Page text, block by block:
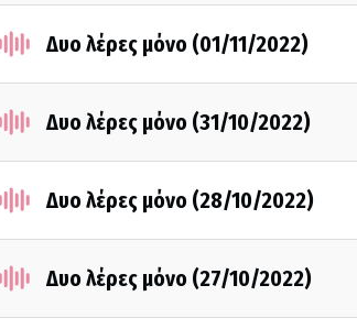
Δυο λέρες μόνο (01/11/2022)
Δυο λέρες μόνο (31/10/2022)
Δυο λέρες μόνο (28/10/2022)
Δυο λέρες μόνο (27/10/2022)